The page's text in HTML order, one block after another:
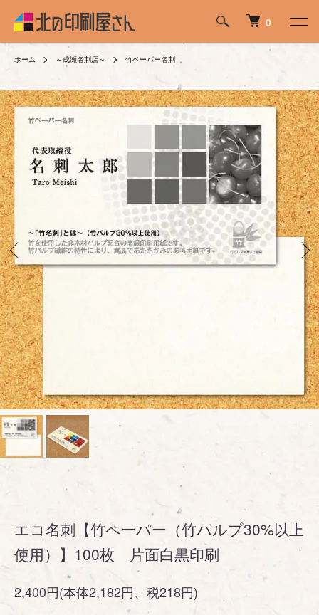
0
ホーム ～成瀬名刺店～ 竹ペーパー名刺
エコ名刺【竹ペーパー（竹パルプ30%以上
使用）】100枚 片面白黒印刷
2,400円(本体2,182円、税218円)